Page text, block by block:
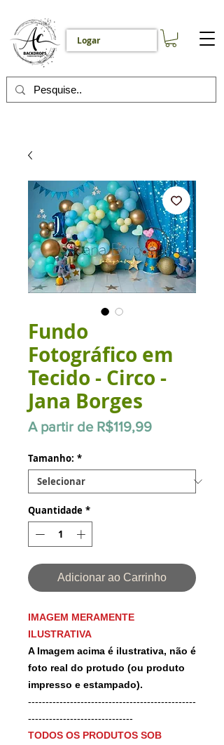
Logar
Fundo
Fotográfico em
Tecido - Circo -
Jana Borges
A partir de R$119,99Preço
Tamanho: *
Quantidade *
Adicionar ao Carrinho
IMAGEM MERAMENTE
ILUSTRATIVA
A Imagem acima é ilustrativa, não é
foto real do protudo (ou produto
impresso e estampado).
------------------------------------------------
------------------------------
TODOS OS PRODUTOS SOB